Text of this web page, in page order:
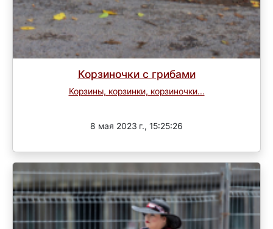
Корзиночки с грибами
Корзины, корзинки, корзиночки...
8 мая 2023 г., 15:25:26